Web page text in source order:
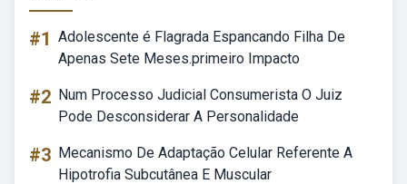
#1 Adolescente é Flagrada Espancando Filha De
Apenas Sete Meses.primeiro Impacto
#2 Num Processo Judicial Consumerista O Juiz
Pode Desconsiderar A Personalidade
#3 Mecanismo De Adaptação Celular Referente A
Hipotrofia Subcutânea E Muscular